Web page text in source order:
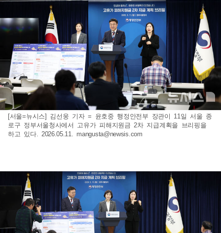
[서울=뉴시스] 김선웅 기자 = 윤호중 행정안전부 장관이 11일 서울 종
로구 정부서울청사에서 고유가 피해지원금 2차 지급계획을 브리핑을
하고 있다. 2026.05.11. mangusta@newsis.com